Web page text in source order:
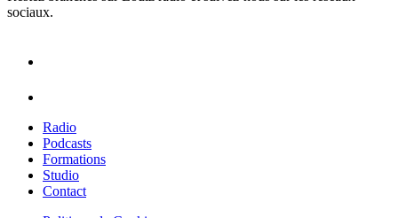
sociaux.
Radio
Podcasts
Formations
Studio
Contact